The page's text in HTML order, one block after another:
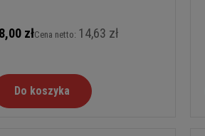
złCena netto: 14,63 zł
Do koszyka